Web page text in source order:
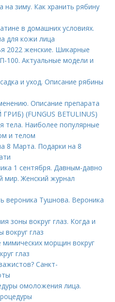
на зиму. Как хранить рябину
в домашних условиях.
для кожи лица
2022 женские. Шикарные
100. Актуальные модели и
и уход. Описание рябины
Описание препарата
(FUNGUS BETULINUS)
тела. Наиболее популярные
и телом
8 Марта. Подарки на 8
1 сентября. Давным-давно
мир. Женский журнал
вероника Тушнова. Вероника
зоны вокруг глаз. Когда и
глаз
мимических морщин вокруг
глаз
Санкт-
омоложения лица.